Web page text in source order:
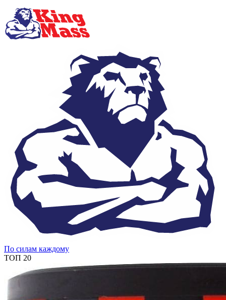
По силам каждому
ТОП 20